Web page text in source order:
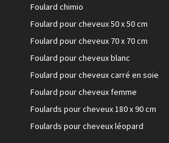
Foulard chimio
Foulard pour cheveux 50 x 50 cm
Foulard pour cheveux 70 x 70 cm
Foulard pour cheveux blanc
Foulard pour cheveux carré en soie
Foulard pour cheveux femme
Foulards pour cheveux 180 x 90 cm
Foulards pour cheveux léopard